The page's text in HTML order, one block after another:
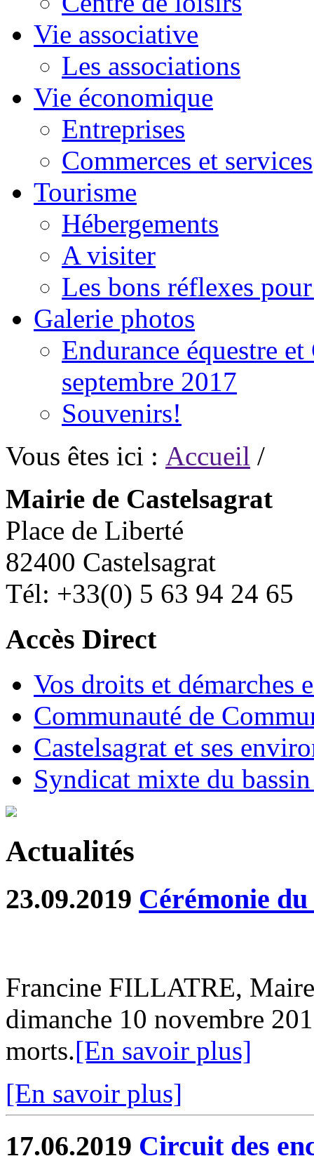
Vie associative
Les associations
Vie économique
Entreprises
Commerces et services
Tourisme
Hébergements
A visiter
Les bons réflexes
Galerie photos
Endurance équestre
septembre 2017
Souvenirs!
Vous êtes ici : Accueil /
Mairie de Castelsagrat
Place de Liberté
82400 Castelsagrat
Tél: +33(0) 5 63 94 24 65
Accès Direct
Vos droits et démarches
Communauté de
Castelsagrat et ses
Syndicat mixte du
Actualités
23.09.2019 Cérémonie
Francine FILLATRE,
dimanche 10 novembre
morts.[En savoir plus]
[En savoir plus]
17.06.2019 Circuit des